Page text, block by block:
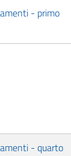
- primo
- quarto